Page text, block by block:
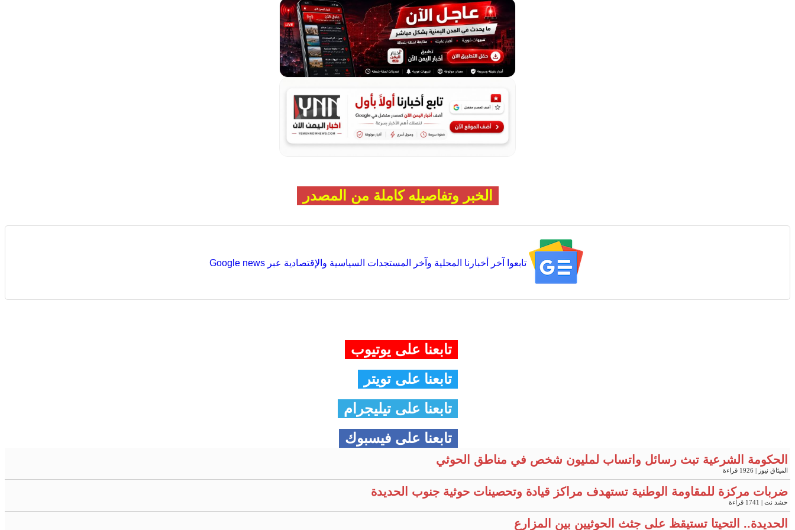
الخبر وتفاصيله كاملة من المصدر
تابعوا آخر أخبارنا المحلية وآخر المستجدات السياسية والإقتصادية عبر Google news
تابعنا على يوتيوب
تابعنا على تويتر
تابعنا على تيليجرام
تابعنا على فيسبوك
الحكومة الشرعية تبث رسائل واتساب لمليون شخص في مناطق الحوثي
الميثاق نيوز | 1926 قراءة
ضربات مركزة للمقاومة الوطنية تستهدف مراكز قيادة وتحصينات حوثية جنوب الحديدة
حشد نت | 1741 قراءة
الحديدة.. التحيتا تستيقظ على جثث الحوثيين بين المزارع